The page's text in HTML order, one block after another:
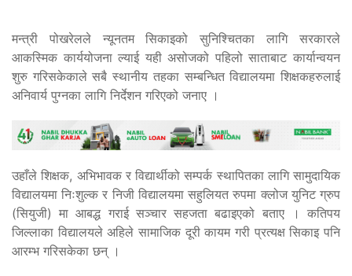
मन्त्री पोखरेलले न्यूनतम सिकाइको सुनिश्चितका लागि सरकारले
आकस्मिक कार्ययोजना ल्याई यही असोजको पहिलो साताबाट कार्यान्वयन
शुरु गरिसकेकाले सबै स्थानीय तहका सम्बन्धित विद्यालयमा शिक्षकहरुलाई
अनिवार्य पुग्नका लागि निर्देशन गरिएको जनाए ।
उहाँले शिक्षक, अभिभावक र विद्यार्थीको सम्पर्क स्थापितका लागि सामुदायिक
विद्यालयमा निःशुल्क र निजी विद्यालयमा सहुलियत रुपमा क्लोज युनिट ग्रुप
(सियुजी) मा आबद्ध गराई सञ्चार सहजता बढाइएको बताए । कतिपय
जिल्लाका विद्यालयले अहिले सामाजिक दूरी कायम गरी प्रत्यक्ष सिकाइ पनि
आरम्भ गरिसकेका छन् ।